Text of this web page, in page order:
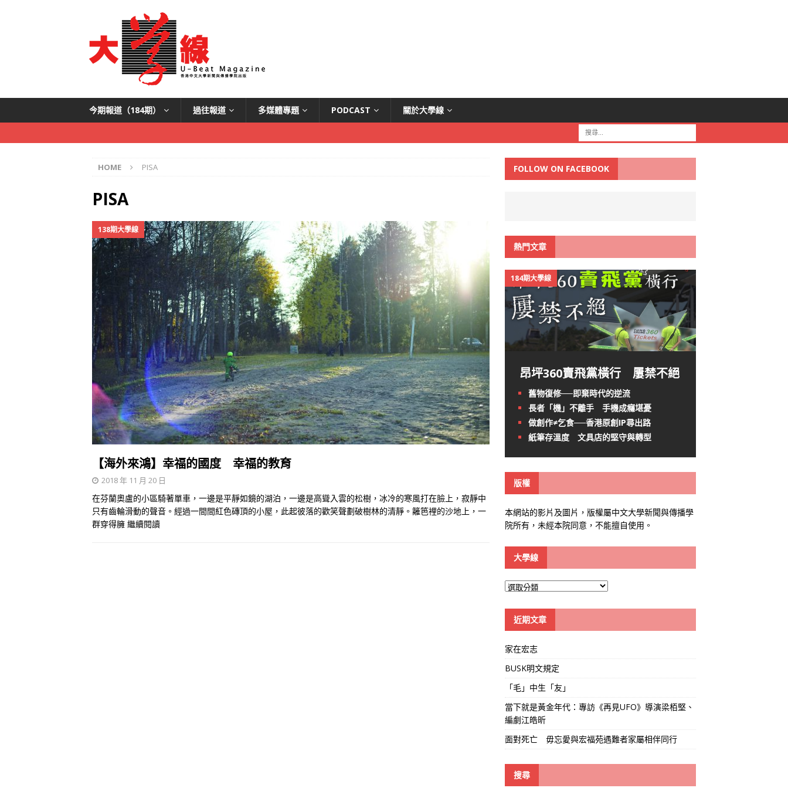
今期報道（184期） 過往報道 多媒體專題 PODCAST 關於大學線
HOME PISA
PISA
138期大學線
【海外來鴻】幸福的國度 幸福的教育
2018 年 11 月 20 日
在芬蘭奧盧的小區騎著單車，一邊是平靜如鏡的湖泊，一邊是高聳入雲的松樹，冰冷的寒風打在臉上，寂靜中
只有齒輪滑動的聲音。經過一間間紅色磚頂的小屋，此起彼落的歡笑聲劃破樹林的清靜。籬笆裡的沙地上，一
群穿得臃 繼續閱讀
FOLLOW ON FACEBOOK
熱門文章
184期大學線
昂坪360賣飛黨橫行 屢禁不絕
舊物復修──即棄時代的逆流
長者「機」不離手 手機成癮堪憂
做創作≠乞食──香港原創IP尋出路
紙筆存溫度 文具店的堅守與轉型
版權
本網站的影片及圖片，版權屬中文大學新聞與傳播學
院所有，未經本院同意，不能擅自使用。
大學線
大
線
近期文章
家在宏志
BUSK明文規定
「毛」中生「友」
當下就是黃金年代：專訪《再見UFO》導演梁栢堅、
編劇江皓昕
面對死亡 毋忘愛與宏福苑遇難者家屬相伴同行
搜尋